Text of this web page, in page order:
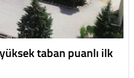
taban puanlı ilk